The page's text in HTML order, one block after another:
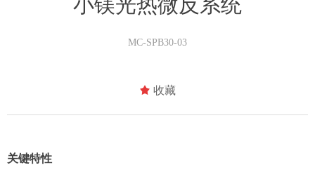
MC-SPB30-03
关键特性
끄 收藏